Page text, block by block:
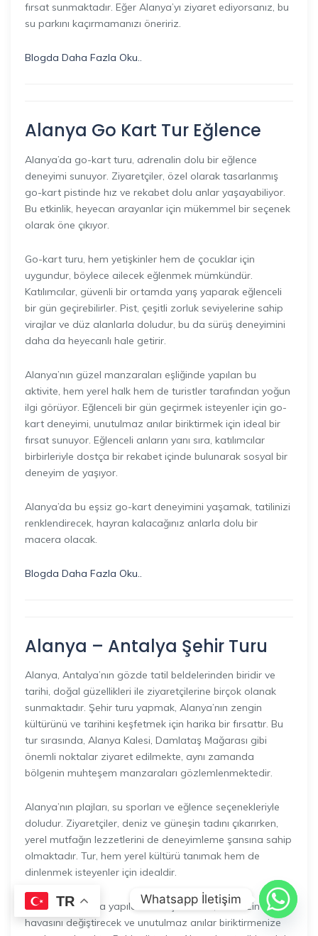
fırsat sunmaktadır. Eğer Alanya’yı ziyaret ediyorsanız, bu
su parkını kaçırmamanızı öneririz.
Blogda Daha Fazla Oku..
Alanya Go Kart Tur Eğlence
Alanya’da go-kart turu, adrenalin dolu bir eğlence
deneyimi sunuyor. Ziyaretçiler, özel olarak tasarlanmış
go-kart pistinde hız ve rekabet dolu anlar yaşayabiliyor.
Bu etkinlik, heyecan arayanlar için mükemmel bir seçenek
olarak öne çıkıyor.
Go-kart turu, hem yetişkinler hem de çocuklar için
uygundur, böylece ailecek eğlenmek mümkündür.
Katılımcılar, güvenli bir ortamda yarış yaparak eğlenceli
bir gün geçirebilirler. Pist, çeşitli zorluk seviyelerine sahip
virajlar ve düz alanlarla doludur, bu da sürüş deneyimini
daha da heyecanlı hale getirir.
Alanya’nın güzel manzaraları eşliğinde yapılan bu
aktivite, hem yerel halk hem de turistler tarafından yoğun
ilgi görüyor. Eğlenceli bir gün geçirmek isteyenler için go-
kart deneyimi, unutulmaz anılar biriktirmek için ideal bir
fırsat sunuyor. Eğlenceli anların yanı sıra, katılımcılar
birbirleriyle dostça bir rekabet içinde bulunarak sosyal bir
deneyim de yaşıyor.
Alanya’da bu eşsiz go-kart deneyimini yaşamak, tatilinizi
renklendirecek, hayran kalacağınız anlarla dolu bir
macera olacak.
Blogda Daha Fazla Oku..
Alanya – Antalya Şehir Turu
Alanya, Antalya’nın gözde tatil beldelerinden biridir ve
tarihi, doğal güzellikleri ile ziyaretçilerine birçok olanak
sunmaktadır. Şehir turu yapmak, Alanya’nın zengin
kültürünü ve tarihini keşfetmek için harika bir fırsattır. Bu
tur sırasında, Alanya Kalesi, Damlataş Mağarası gibi
önemli noktalar ziyaret edilmekte, aynı zamanda
bölgenin muhteşem manzaraları gözlemlenmektedir.
Alanya’nın plajları, su sporları ve eğlence seçenekleriyle
doludur. Ziyaretçiler, deniz ve güneşin tadını çıkarırken,
yerel mutfağın lezzetlerini de deneyimleme şansına sahip
olmaktadır. Tur, hem yerel kültürü tanımak hem de
dinlenmek isteyenler için idealdir.
Ayrıca, Alanya’da yapılacak bir şehir turu, tatilinizin genel
havasını değiştirecek ve unutulmaz anılar biriktirmenize
TR Whatsapp İletişim